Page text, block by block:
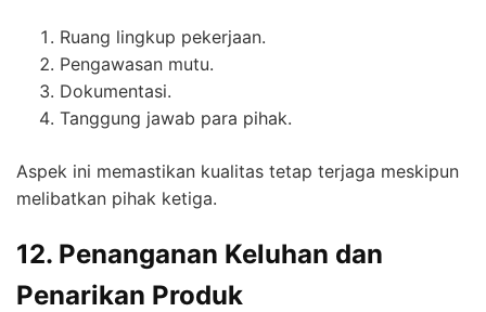
Ruang lingkup pekerjaan.
Pengawasan mutu.
Dokumentasi.
Tanggung jawab para pihak.
Aspek ini memastikan kualitas tetap terjaga meskipun
melibatkan pihak ketiga.
12. Penanganan Keluhan dan
Penarikan Produk